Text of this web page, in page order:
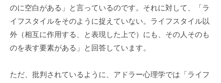
のに空白がある」と言っているのです。それに対して、「ラ
イフスタイルをそのように捉えていない。ライフスタイル以
外（相互に作用する、と表現した上で）にも、その人そのも
のを表す要素がある」と回答しています。
ただ、批判されているように、アドラー心理学では「ライフ